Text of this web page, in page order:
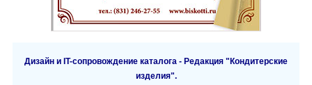
Дизайн и IT-сопровождение каталога - Редакция "Кондитерские
изделия".